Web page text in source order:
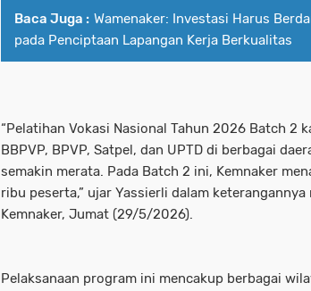
Baca Juga : Wamenaker: Investasi Harus
pada Penciptaan Lapangan Kerja Berkualitas
“Pelatihan Vokasi Nasional Tahun 2026 Batch 2
BBPVP, BPVP, Satpel, dan UPTD di berbagai
semakin merata. Pada Batch 2 ini, Kemnaker
ribu peserta,” ujar Yassierli dalam
Kemnaker, Jumat (29/5/2026).
Pelaksanaan program ini mencakup berbagai